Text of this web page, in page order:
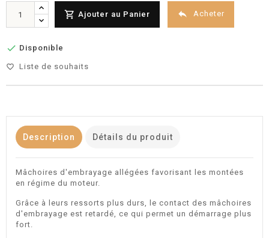
 Ajouter au Panier  Acheter
 Disponible
favorite_border Liste de souhaits
Description Détails du produit
Mâchoires d'embrayage allégées favorisant les montées
en régime du moteur.
Grâce à leurs ressorts plus durs, le contact des mâchoires
d'embrayage est retardé, ce qui permet un démarrage plus
fort.